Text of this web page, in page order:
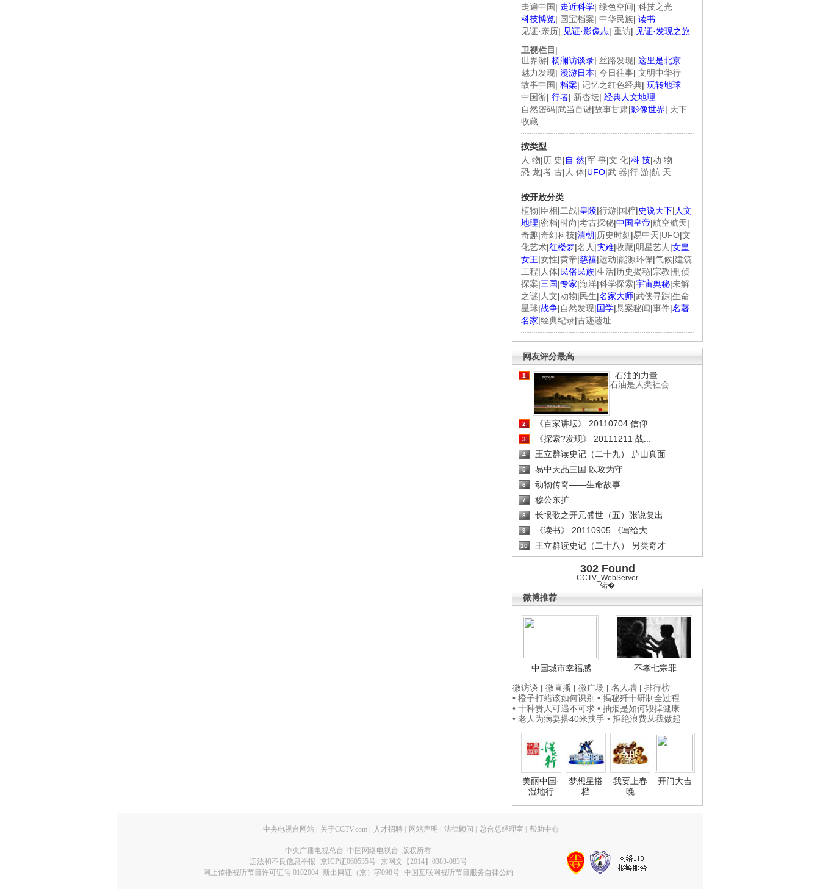
走遍中国| 走近科学| 绿色空间| 科技之光
科技博览| 国宝档案| 中华民族| 读书
见证·亲历| 见证·影像志| 重访| 见证·发现之旅
卫视栏目 |
世界游| 杨澜访谈录| 丝路发现| 这里是北京
魅力发现| 漫游日本| 今日往事| 文明中华行
故事中国| 档案| 记忆之红色经典| 玩转地球
中国游| 行者| 新杏坛| 经典人文地理
自然密码|武当百谜|故事甘肃|影像世界| 天下
收藏
按类型
人 物|历 史|自 然|军 事|文 化|科 技|动 物
恐 龙|考 古| 人 体|UFO|武 器|行 游|航 天
按开放分类
植物|臣相|二战|皇陵|行游|国粹|史说天下| 人文
地理|密档|时尚|考古探秘|中国皇帝|航空航天|
奇趣|奇幻科技|清朝|历史时刻 |易中天|UFO|文
化艺术|红楼梦|名人 |灾难|收藏|明星艺人 |女皇
女王|女性|黄帝|慈禧|运动|能源环保|气候|建筑
工程| 人体|民俗民族|生活|历史揭秘|宗教|刑侦
探案|三国|专家|海洋|科学探索|宇宙奥秘|未解
之谜| 人文|动物|民生|名家大师|武侠寻踪|生命
星球|战争|自然发现|国学|悬案秘闻|事件|名著
名家|经典纪录|古迹遗址
网友评分最高
1
石油的力量...
石油是人类社会...
2 《百家讲坛》 20110704 信仰...
3 《探索?发现》 20111211 战...
4 王立群读史记（二十九） 庐山真面
5 易中天品三国 以攻为守
6 动物传奇——生命故事
7 穆公东扩
8 长恨歌之开元盛世（五）张说复出
9 《读书》 20110905 《写给大...
10 王立群读史记（二十八） 另类奇才
302 Found
CCTV_WebServer
锘�
微博推荐
中国城市幸福感
不孝七宗罪
微访谈 | 微直播 | 微广场 | 名人墙 | 排行榜
• 橙子打蜡该如何识别 • 揭秘歼十研制全过程
• 十种贵人可遇不可求 • 抽烟是如何毁掉健康
• 老人为病妻搭40米扶手 • 拒绝浪费从我做起
美丽中国·
湿地行
梦想星搭
档
我要上春
晚
开门大吉
中央电视台网站 关于CCTV.com 人才招聘 网站声明 法律顾问 总台总经理室 帮助中心
中央广播电视总台 中国网络电视台 版权所有
违法和不良信息举报
京ICP证060535号
京网文【2014】0383-083号
网上传播视听节目许可证号 0102004 新出网证（京）字098号 中国互联网视听节目服务自律公约